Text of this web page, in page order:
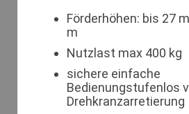
Förderhöhen: bis 27
m
Nutzlast max 400 kg
sichere einfache
Bedienungstufenlos
Drehkranzarretierung